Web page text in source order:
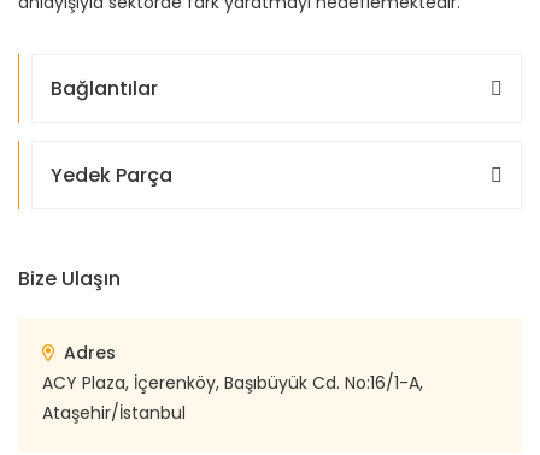
Bağlantılar
Yedek Parça
Bize Ulaşın
Adres
ACY Plaza, İçerenköy, Başıbüyük Cd. No:16/1-A,
Ataşehir/İstanbul